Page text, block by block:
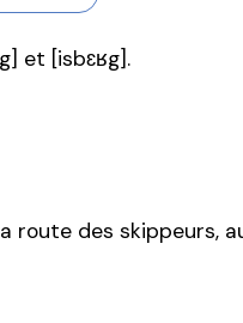
et [isbɛʁg].
route des skippeurs,